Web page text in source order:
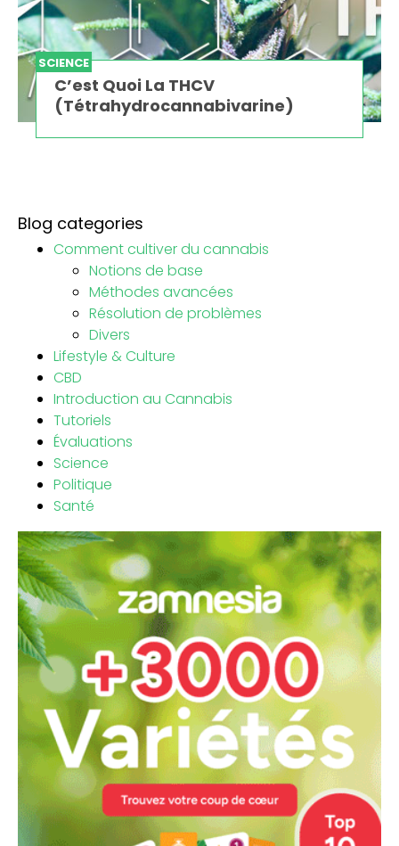
SCIENCE
C’est Quoi La THCV
(Tétrahydrocannabivarine)
Blog categories
Comment cultiver du cannabis
Notions de base
Méthodes avancées
Résolution de problèmes
Divers
Lifestyle & Culture
CBD
Introduction au Cannabis
Tutoriels
Évaluations
Science
Politique
Santé